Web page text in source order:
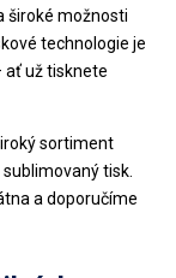
široké možnosti
technologie je
ať už tisknete
sortiment
tisk.
a doporučíme